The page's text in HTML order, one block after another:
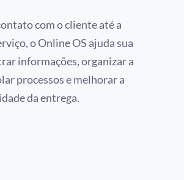
com o cliente até a
o Online OS ajuda sua
informações, organizar a
processos e melhorar a
da entrega.